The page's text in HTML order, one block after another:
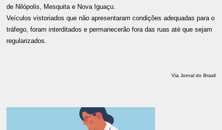
de Nilópolis, Mesquita e Nova Iguaçu.
Veículos vistoriados que não apresentaram condições adequadas para o
tráfego, foram interditados e permanecerão fora das ruas até que sejam
regularizados.
Via Jornal do Brasil